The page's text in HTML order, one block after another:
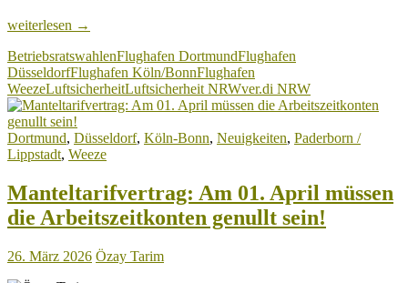
Betriebsratswahlen:
Wahlbeteiligungen
in
der
Luftsicherheit
in
NRW!
weiterlesen →
BetriebsratswahlenFlughafen DortmundFlughafen
DüsseldorfFlughafen Köln/BonnFlughafen
WeezeLuftsicherheitLuftsicherheit NRWver.di NRW
Dortmund, Düsseldorf, Köln-Bonn, Neuigkeiten, Paderborn /
Lippstadt, Weeze
Manteltarifvertrag: Am 01. April müssen
die Arbeitszeitkonten genullt sein!
26. März 2026 Özay Tarim